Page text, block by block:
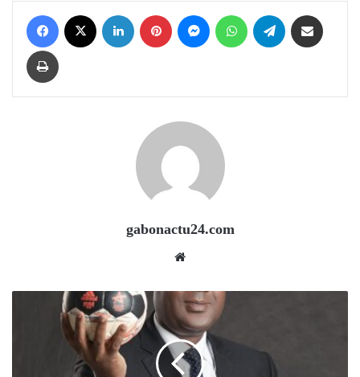
Facebook LinkedIn Pinterest Messenger WhatsApp Telegram
Print
gabonactu24.com